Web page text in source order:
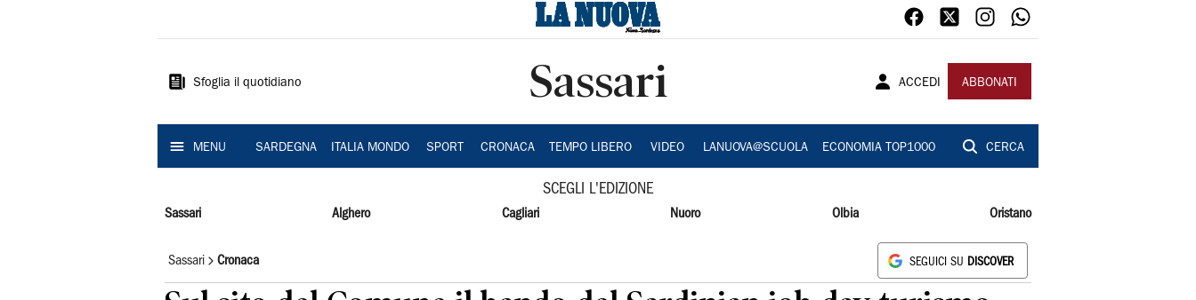
Sardegna
Sfoglia il quotidiano Sassari ACCEDI ABBONATI
MENU SARDEGNA ITALIA MONDO SPORT CRONACA TEMPO LIBERO VIDEO LANUOVA@SCUOLA ECONOMIA TOP1000 CERCA
SCEGLI L'EDIZIONE
Sassari Alghero Cagliari Nuoro Olbia Oristano
Sassari Cronaca SEGUICI SU DISCOVER